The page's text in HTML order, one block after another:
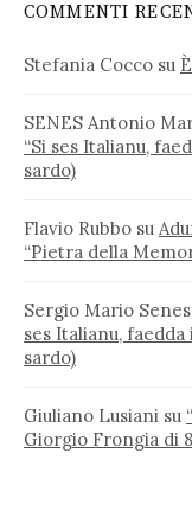
COMMENTI
Stefania Cocco su
SENES Antonio
“Si ses Italianu,
sardo)
Flavio Rubbo su
“Pietra della
Sergio Mario Senes
ses Italianu,
sardo)
Giuliano Lusiani su
Giorgio Frongia di